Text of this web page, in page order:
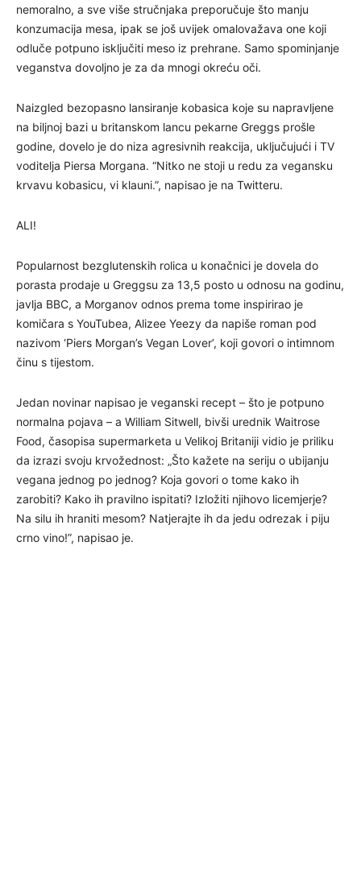
nemoralno, a sve više stručnjaka preporučuje što manju
konzumacija mesa, ipak se još uvijek omalovažava one koji
odluče potpuno isključiti meso iz prehrane. Samo spominjanje
veganstva dovoljno je za da mnogi okreću oči.
Naizgled bezopasno lansiranje kobasica koje su napravljene
na biljnoj bazi u britanskom lancu pekarne Greggs prošle
godine, dovelo je do niza agresivnih reakcija, uključujući i TV
voditelja Piersa Morgana. “Nitko ne stoji u redu za vegansku
krvavu kobasicu, vi klauni.”, napisao je na Twitteru.
ALI!
Popularnost bezglutenskih rolica u konačnici je dovela do
porasta prodaje u Greggsu za 13,5 posto u odnosu na godinu,
javlja BBC, a Morganov odnos prema tome inspirirao je
komičara s YouTubea, Alizee Yeezy da napiše roman pod
nazivom ‘Piers Morgan’s Vegan Lover’, koji govori o intimnom
činu s tijestom.
Jedan novinar napisao je veganski recept – što je potpuno
normalna pojava – a William Sitwell, bivši urednik Waitrose
Food, časopisa supermarketa u Velikoj Britaniji vidio je priliku
da izrazi svoju krvožednost: „Što kažete na seriju o ubijanju
vegana jednog po jednog? Koja govori o tome kako ih
zarobiti? Kako ih pravilno ispitati? Izložiti njihovo licemjerje?
Na silu ih hraniti mesom? Natjerajte ih da jedu odrezak i piju
crno vino!”, napisao je.